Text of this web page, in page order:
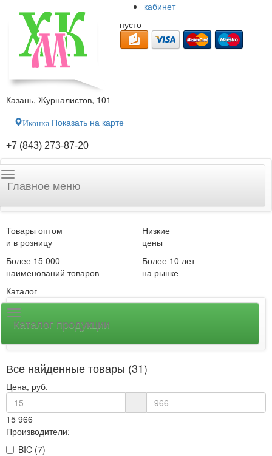
кабинет
пусто
Казань, Журналистов, 101
Иконка Показать на карте
+7 (843) 273-87-20
Главное меню
Товары оптом
и в розницу
Низкие
цены
Более 15 000
наименований товаров
Более 10 лет
на рынке
Каталог
Каталог продукции
Все найденные товары (31)
Цена, руб.
–
15 966
Производители:
BIC (7)